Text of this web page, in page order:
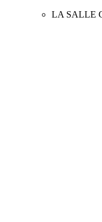
LA SALLE